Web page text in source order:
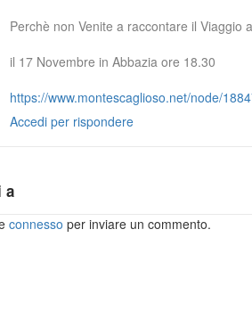
Perchè non Venite a raccontare il Viaggio
il 17 Novembre in Abbazia ore 18.30
https://www.montescaglioso.net/node/
Accedi per rispondere
a
connesso per inviare un commento.